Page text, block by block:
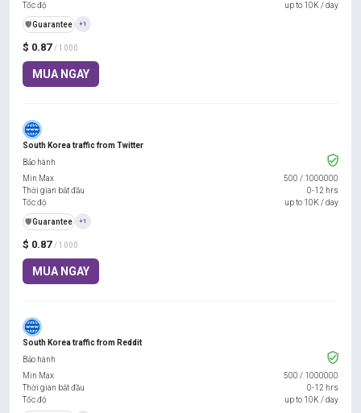
$ 0.87 / 1000
MUA NGAY
Tốc độ
up to 10K / day
️🛡️Guarantee +1
South Korea traffic from Twitter
$ 0.87 / 1000
MUA NGAY
Bảo hành
Min Max
500 / 1000000
Thời gian bắt đầu
0-12 hrs
Tốc độ
up to 10K / day
️🛡️Guarantee +1
South Korea traffic from Reddit
Bảo hành
Min Max
500 / 1000000
Thời gian bắt đầu
0-12 hrs
Tốc độ
up to 10K / day